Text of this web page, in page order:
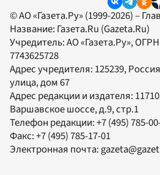
© АО «Газета.Ру» (1999-2026) –
Название: Газета.Ru (Gazeta.Ru)
Учредитель:АО «Газета.Ру»,
7743625728
Адрес учредителя: 125239,
улица, дом 67
Адрес редакции и издателя:
Варшавское шоссе, д.9, стр.1
Телефон редакции:+7 (495) 785-
Факс:+7 (495) 785-17-01
Электронная почта: